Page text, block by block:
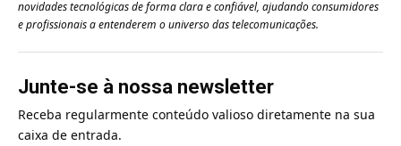
novidades tecnológicas de forma clara e confiável, ajudando consumidores
e profissionais a entenderem o universo das telecomunicações.
Junte-se à nossa newsletter
Receba regularmente conteúdo valioso diretamente na sua
caixa de entrada.